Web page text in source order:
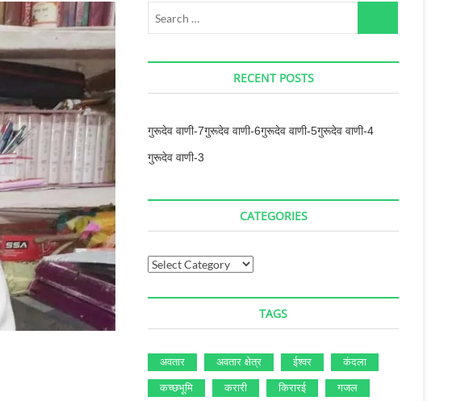
RECENT POSTS
गुरूदेव वाणी-7गुरूदेव वाणी-6गुरूदेव वाणी-5गुरूदेव वाणी-4
गुरूदेव वाणी-3
CATEGORIES
Categories
TAGS
अवतार अवतार क्षेत्र ईश्‍वर कंदला
कच्‍छभूमि करारी किरारई गजल